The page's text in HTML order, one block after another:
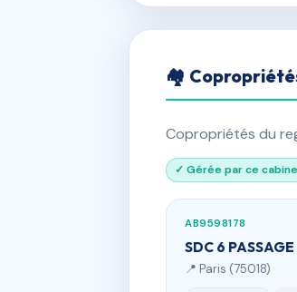
🏘
Copropriétés du
✓ Gérée par ce
AB9598178
SDC 6
📍 Paris (75018)